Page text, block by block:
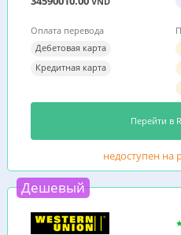
Оплата перевода
Дебетовая карта
Кредитная карта
Перейти в
недоступен на
Дешевый